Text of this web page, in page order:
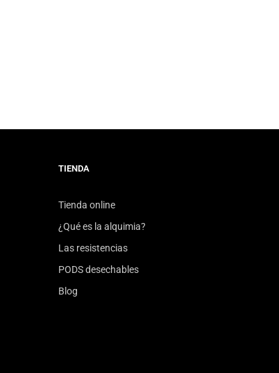
TIENDA
Tienda online
¿Qué es la alquimia?
Las resistencias
PODS desechables
Blog